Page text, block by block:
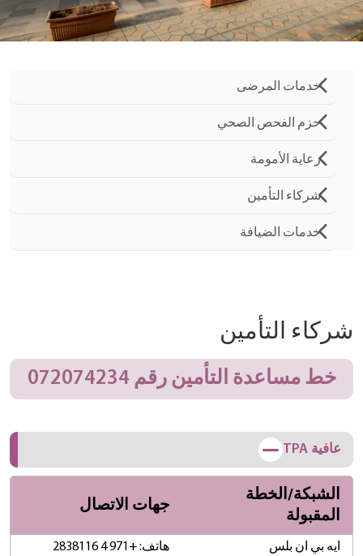
خدمات المرضى
حزم الفحص الصحي
رعاية الأمومة
شركاء التأمين
خدمات الضيافة
شركاء التأمين
خط مساعدة التأمين رقم 072074234
عافية TPA
الشبكة/الخطة
المقبولة
جهات الاتصال
ايه بي ان بلس
هاتف: +971 4 2838116